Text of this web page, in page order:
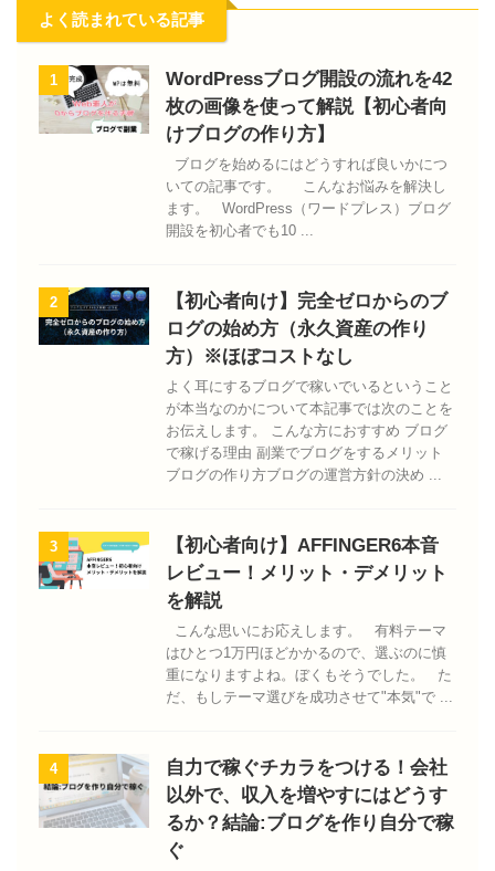
よく読まれている記事
1
WordPressブログ開設の流れを42
枚の画像を使って解説【初心者向
けブログの作り方】
ブログを始めるにはどうすれば良いかにつ
いての記事です。 こんなお悩みを解決し
ます。 WordPress（ワードプレス）ブログ
開設を初心者でも10 ...
2
【初心者向け】完全ゼロからのブ
ログの始め方（永久資産の作り
方）※ほぼコストなし
よく耳にするブログで稼いでいるということ
が本当なのかについて本記事では次のことを
お伝えします。 こんな方におすすめ ブログ
で稼げる理由 副業でブログをするメリット
ブログの作り方ブログの運営方針の決め ...
3
【初心者向け】AFFINGER6本音
レビュー！メリット・デメリット
を解説
こんな思いにお応えします。 有料テーマ
はひとつ1万円ほどかかるので、選ぶのに慎
重になりますよね。ぼくもそうでした。 た
だ、もしテーマ選びを成功させて"本気"で ...
4
自力で稼ぐチカラをつける！会社
以外で、収入を増やすにはどうす
るか？結論:ブログを作り自分で稼
ぐ